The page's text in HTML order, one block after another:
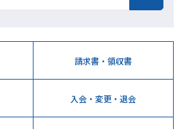
請求書・領収書
入会・変更・退会